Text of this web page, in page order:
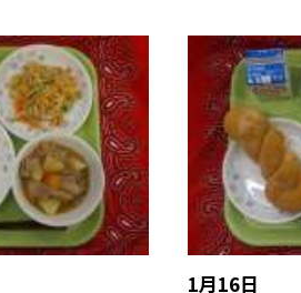
1月16日